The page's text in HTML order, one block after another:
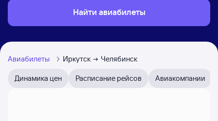
Найти авиабилеты
Авиабилеты Иркутск Челябинск
Динамика цен Расписание рейсов Авиакомпании